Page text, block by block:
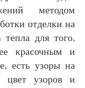
методом
отделки на
тепла для того,
красочным и
есть узоры на
цвет узоров и